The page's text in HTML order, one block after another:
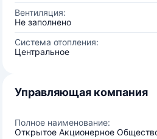
Вентиляция:
Не заполнено
Система отопления:
Центральное
Управляющая компания
Полное наименование:
Открытое Акционерное